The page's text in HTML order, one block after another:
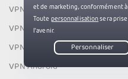
VPN Windows
VPN Mac
VPN pour Linux
VPN Android